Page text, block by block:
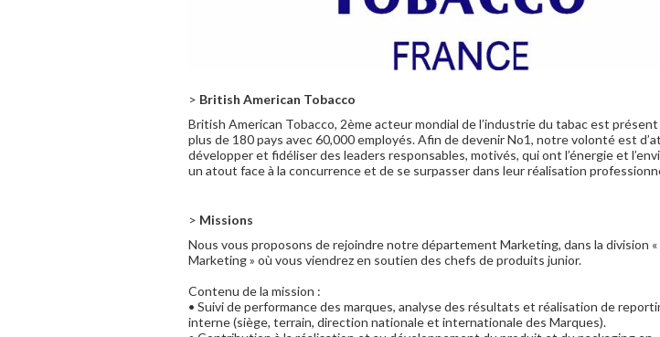
> British American Tobacco
British American Tobacco, 2ème acteur mondial de l’industrie du tabac est présent
plus de 180 pays avec 60,000 employés. Afin de devenir No1, notre volonté est
développer et fidéliser des leaders responsables, motivés, qui ont l’énergie et
un atout face à la concurrence et de se surpasser dans leur réalisation
> Missions
Nous vous proposons de rejoindre notre département Marketing, dans la division «
Marketing » où vous viendrez en soutien des chefs de produits junior.
Contenu de la mission :
• Suivi de performance des marques, analyse des résultats et réalisation de
interne (siège, terrain, direction nationale et internationale des Marques).